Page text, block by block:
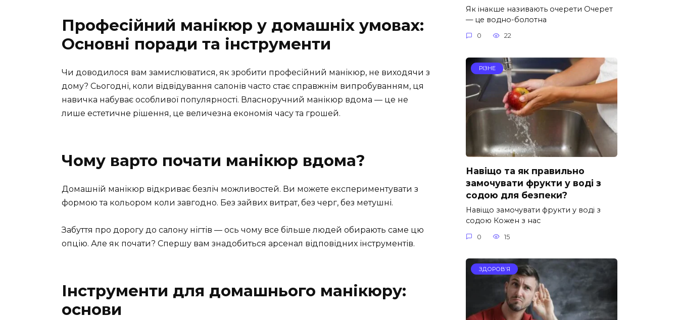
Професійний манікюр у домашніх умовах:
Основні поради та інструменти
Чи доводилося вам замислюватися, як зробити професійний манікюр, не виходячи з
дому? Сьогодні, коли відвідування салонів часто стає справжнім випробуванням, ця
навичка набуває особливої популярності. Власноручний манікюр вдома — це не
лише естетичне рішення, це величезна економія часу та грошей.
Чому варто почати манікюр вдома?
Домашній манікюр відкриває безліч можливостей. Ви можете експериментувати з
формою та кольором коли завгодно. Без зайвих витрат, без черг, без метушні.
Забуття про дорогу до салону нігтів — ось чому все більше людей обирають саме цю
опцію. Але як почати? Спершу вам знадобиться арсенал відповідних інструментів.
Інструменти для домашнього манікюру:
основи
Як інакше називають очерети Очерет
— це водно-болотна
0 22
РІЗНЕ
Навіщо та як правильно
замочувати фрукти у воді з
содою для безпеки?
Навіщо замочувати фрукти у воді з
содою Кожен з нас
0 15
ЗДОРОВ’Я